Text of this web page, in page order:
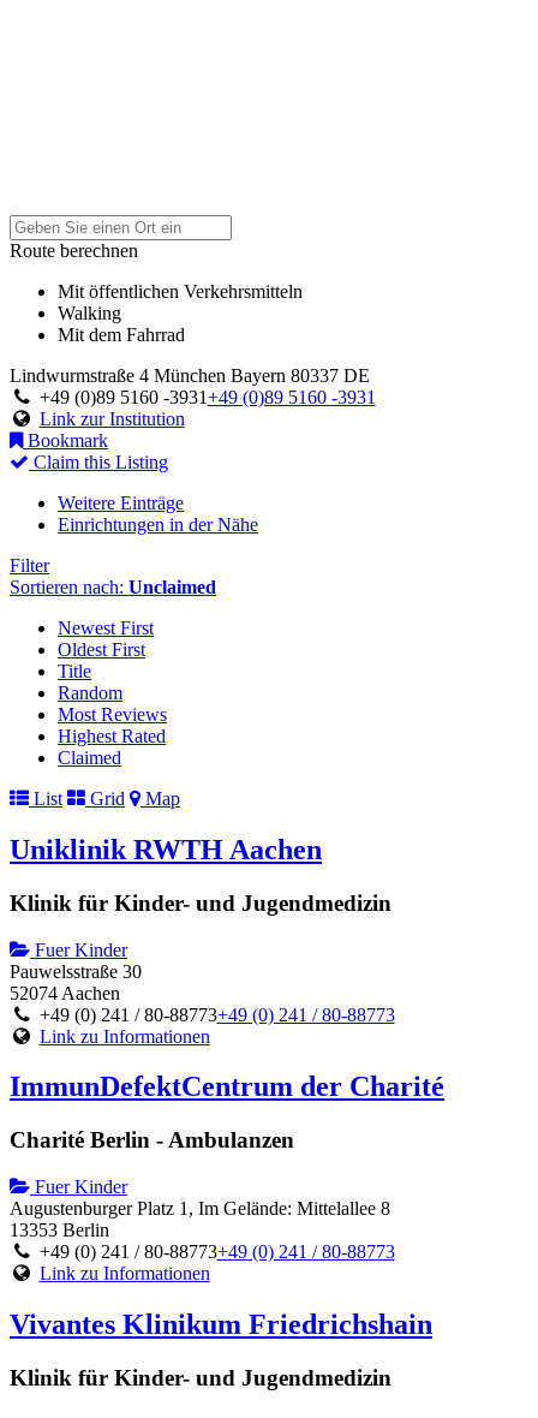
Route berechnen
Mit öffentlichen Verkehrsmitteln
Walking
Mit dem Fahrrad
Lindwurmstraße 4 München Bayern 80337 DE
+49 (0)89 5160 -3931+49 (0)89 5160 -3931
Link zur Institution
Bookmark
Claim this Listing
Weitere Einträge
Einrichtungen in der Nähe
Filter
Sortieren nach: Unclaimed
Newest First
Oldest First
Title
Random
Most Reviews
Highest Rated
Claimed
List
Grid Map
Uniklinik RWTH Aachen
Klinik für Kinder- und Jugendmedizin
Fuer Kinder
Pauwelsstraße 30
52074 Aachen
+49 (0) 241 / 80-88773+49 (0) 241 / 80-88773
Link zu Informationen
ImmunDefektCentrum der Charité
Charité Berlin - Ambulanzen
Fuer Kinder
Augustenburger Platz 1, Im Gelände: Mittelallee 8
13353 Berlin
+49 (0) 241 / 80-88773+49 (0) 241 / 80-88773
Link zu Informationen
Vivantes Klinikum Friedrichshain
Klinik für Kinder- und Jugendmedizin